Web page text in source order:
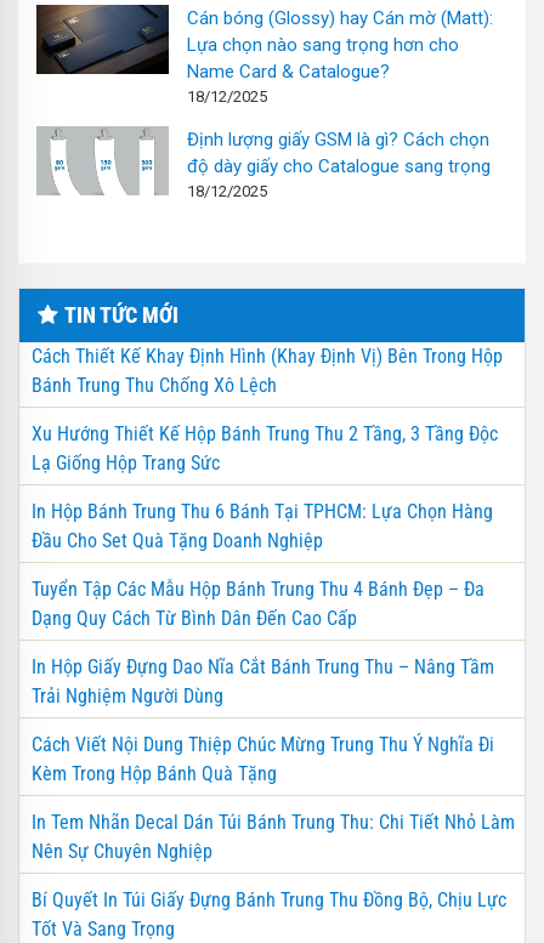
Cán bóng (Glossy) hay Cán mờ (Matt):
Lựa chọn nào sang trọng hơn cho
Name Card & Catalogue?
18/12/2025
Định lượng giấy GSM là gì? Cách chọn
độ dày giấy cho Catalogue sang trọng
18/12/2025
TIN TỨC MỚI
Cách Thiết Kế Khay Định Hình (Khay Định Vị) Bên Trong Hộp
Bánh Trung Thu Chống Xô Lệch
Xu Hướng Thiết Kế Hộp Bánh Trung Thu 2 Tầng, 3 Tầng Độc
Lạ Giống Hộp Trang Sức
In Hộp Bánh Trung Thu 6 Bánh Tại TPHCM: Lựa Chọn Hàng
Đầu Cho Set Quà Tặng Doanh Nghiệp
Tuyển Tập Các Mẫu Hộp Bánh Trung Thu 4 Bánh Đẹp – Đa
Dạng Quy Cách Từ Bình Dân Đến Cao Cấp
In Hộp Giấy Đựng Dao Nĩa Cắt Bánh Trung Thu – Nâng Tầm
Trải Nghiệm Người Dùng
Cách Viết Nội Dung Thiệp Chúc Mừng Trung Thu Ý Nghĩa Đi
Kèm Trong Hộp Bánh Quà Tặng
In Tem Nhãn Decal Dán Túi Bánh Trung Thu: Chi Tiết Nhỏ Làm
Nên Sự Chuyên Nghiệp
Bí Quyết In Túi Giấy Đựng Bánh Trung Thu Đồng Bộ, Chịu Lực
Tốt Và Sang Trọng